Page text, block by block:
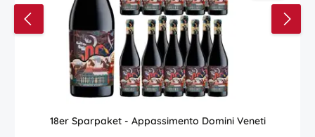
18er Sparpaket - Appassimento Domini Veneti